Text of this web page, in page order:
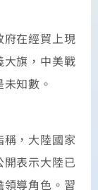
在經貿上現
旗，中美戰
知數。
，大陸國家
開表示大陸已
導角色。習